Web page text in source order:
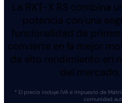
La RXT-X RS combina
potencia con una
funcionalidad de
convierte en la mejor
de alto rendimiento en
del mercado.
* El precio incluye IVA e Impuesto de
comunidad